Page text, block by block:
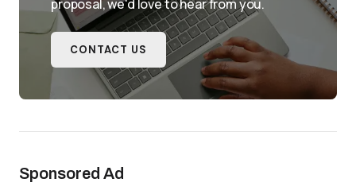
proposal, we'd love to hear from you.
CONTACT US
Sponsored Ad